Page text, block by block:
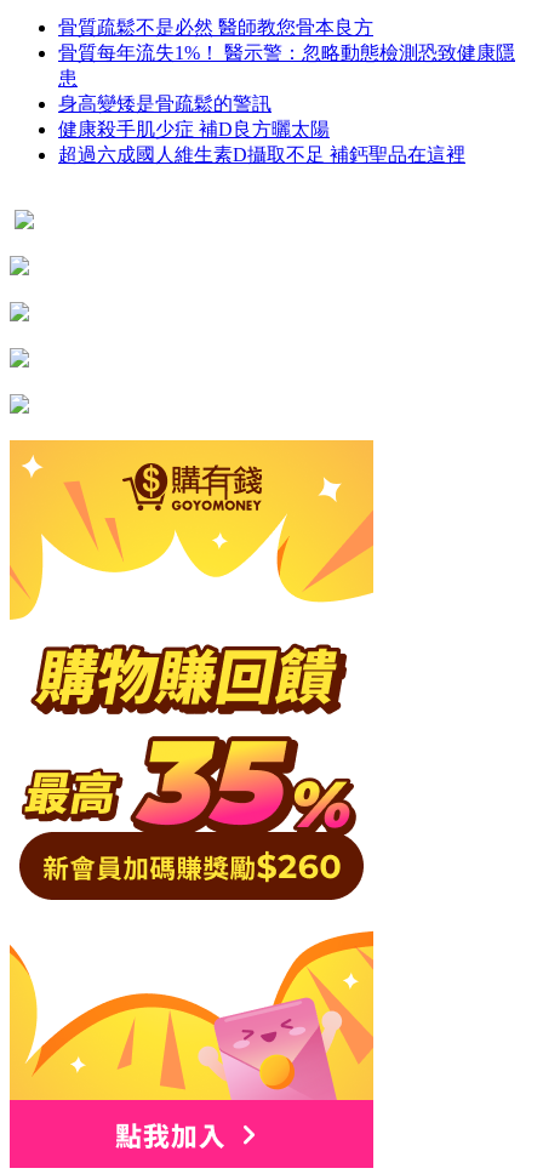
骨質疏鬆不是必然 醫師教您骨本良方
骨質每年流失1%！ 醫示警：忽略動態檢測恐致健康隱
患
身高變矮是骨疏鬆的警訊
健康殺手肌少症 補D良方曬太陽
超過六成國人維生素D攝取不足 補鈣聖品在這裡